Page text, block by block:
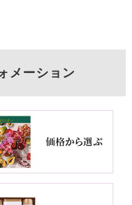
メーション